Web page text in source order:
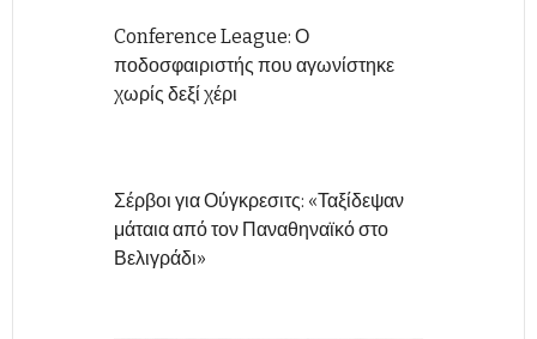
Conference League: Ο
ποδοσφαιριστής που αγωνίστηκε
χωρίς δεξί χέρι
Σέρβοι για Ούγκρεσιτς: «Ταξίδεψαν
μάταια από τον Παναθηναϊκό στο
Βελιγράδι»